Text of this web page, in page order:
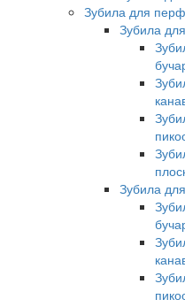
Зубила для
Зубила
Зубила